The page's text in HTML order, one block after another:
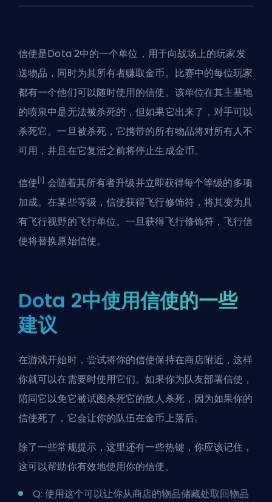
信使是Dota 2中的一个单位，用于向战场上的玩家发
送物品，同时为其所有者赚取金币。比赛中的每位玩家
都有一个他们可以随时使用的信使。该单位在其主基地
的喷泉中是无法被杀死的，但如果它出来了，对手可以
杀死它。一旦被杀死，它携带的所有物品将对所有人不
可用，并且在它复活之前将停止生成金币。
信使 [1]
会随着其所有者升级并立即获得每个等级的多项
加成。在某些等级，信使获得飞行修饰符，将其变为具
有飞行视野的飞行单位。一旦获得飞行修饰符，飞行信
使将替换原始信使。
Dota 2中使用信使的一些
建议
在游戏开始时，尝试将你的信使保持在商店附近，这样
你就可以在需要时使用它们。如果你为队友部署信使，
陪同它以免它被试图杀死它的敌人杀死，因为如果你的
信使死了，它会让你的队伍在金币上落后。
除了一些常规提示，这里还有一些热键，你应该记住，
这可以帮助你有效地使用你的信使。
Q: 使用这个可以让你从商店的物品储藏处取回物品